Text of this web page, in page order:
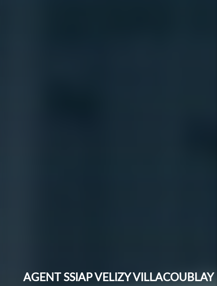
AGENT SSIAP VELIZY VILLACOUBLAY